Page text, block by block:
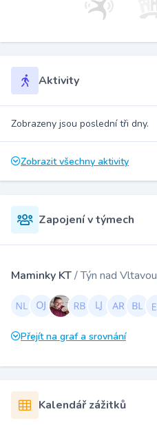
Aktivity
Zobrazeny jsou poslední tři dny.
Zobrazit všechny aktivity
Zapojení v týmech
Maminky KT/ Týn nad Vltavou
Přejít na graf a srovnání
Kalendář zážitků